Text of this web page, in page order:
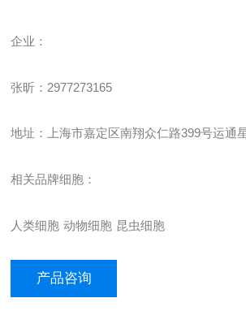
企业 ：
张昕： 2977273165
地址：上海市嘉定区南翔众仁路399号运通
相关品牌细胞：
人类细胞 动物细胞 昆虫细胞
产品咨询